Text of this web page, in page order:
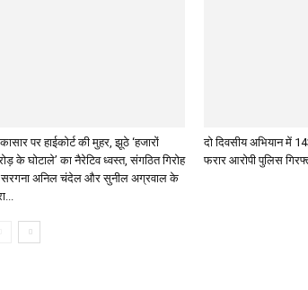
पर हाईकोर्ट की मुहर, झूठे ‘हजारों
के घोटाले’ का नैरेटिव ध्वस्त, संगठित गिरोह
अनिल चंदेल और सुनील अग्रवाल के
दो दिवसीय अभियान में
फरार आरोपी पुलिस